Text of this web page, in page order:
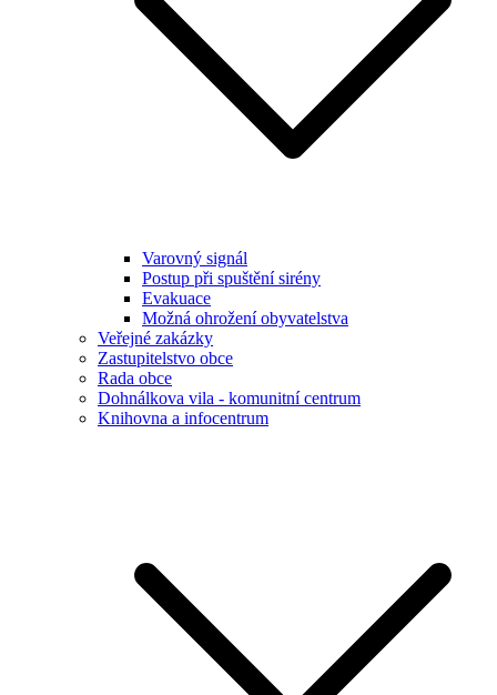
Varovný signál
Postup při spuštění sirény
Evakuace
Možná ohrožení obyvatelstva
Veřejné zakázky
Zastupitelstvo obce
Rada obce
Dohnálkova vila - komunitní centrum
Knihovna a infocentrum